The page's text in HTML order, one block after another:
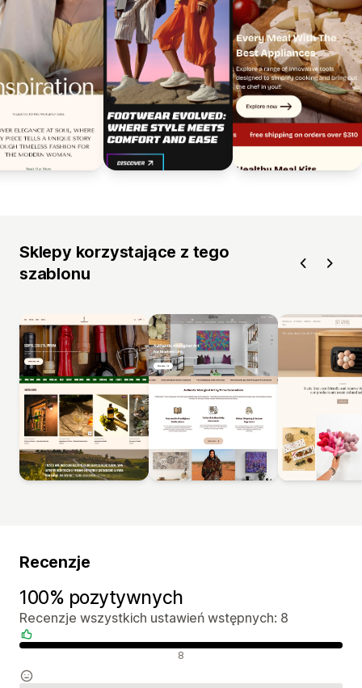
Sklepy korzystające z tego
szablonu
Recenzje
100% pozytywnych
Recenzje wszystkich ustawień wstępnych: 8
Pozytywne recenzje 8